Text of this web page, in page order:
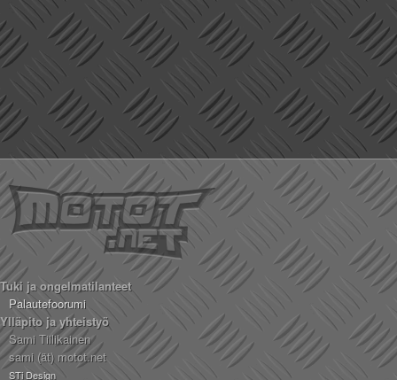
Tuki ja ongelmatilanteet
Palautefoorumi
Ylläpito ja yhteistyö
Sami Tiilikainen
sami (ät) motot.net
STi Design